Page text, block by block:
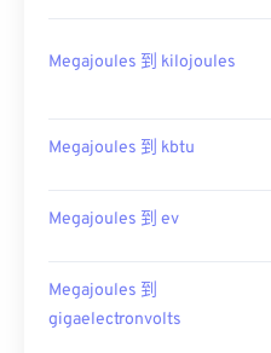
Megajoules 到 kilojoules
Megajoules 到 kbtu
Megajoules 到 ev
Megajoules 到
gigaelectronvolts